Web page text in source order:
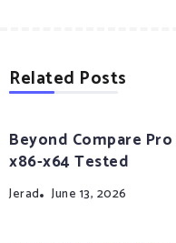
Related Posts
Beyond Compare
x86-x64 Tested
Jerad June 13, 2026